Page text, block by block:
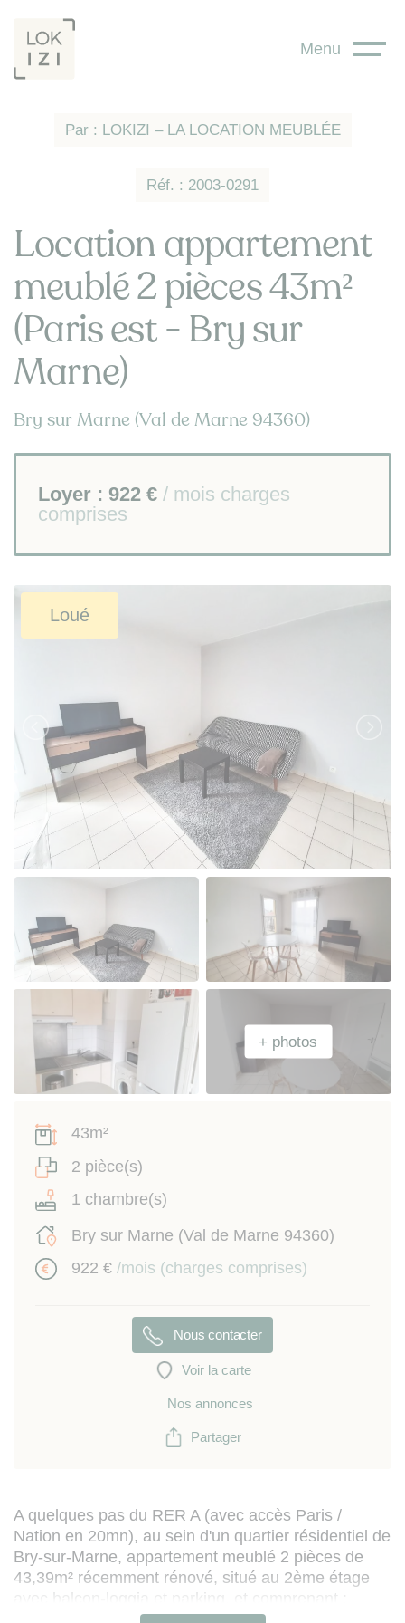
Menu
Réf. : 2003-0291
Par : LOKIZI – LA LOCATION MEUBLÉE
Location appartement
meublé 2 pièces 43m²
(Paris est - Bry sur
Marne)
Bry sur Marne (Val de Marne 94360)
Loyer : 922 € / mois charges
comprises
Loué
43m²
2 pièce(s)
1 chambre(s)
Bry sur Marne (Val de Marne 94360)
922 € /mois (charges comprises)
Nous contacter
Voir la carte
Nos annonces
Partager
A quelques pas du RER A (avec accès Paris /
Nation en 20mn), au sein d'un quartier résidentiel de
Bry-sur-Marne, appartement meublé 2 pièces de
43,39m² récemment rénové, situé au 2ème étage
avec balcon-loggia et parking, et comprenant :
- une entrée avec placard,